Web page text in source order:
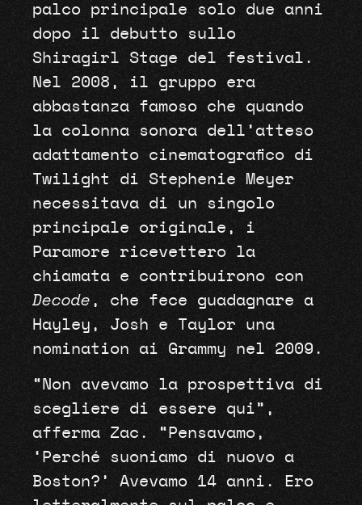
palco principale solo due anni
dopo il debutto sullo
Shiragirl Stage del festival.
Nel 2008, il gruppo era
abbastanza famoso che quando
la colonna sonora dell’atteso
adattamento cinematografico di
Twilight di Stephenie Meyer
necessitava di un singolo
principale originale, i
Paramore ricevettero la
chiamata e contribuirono con
Decode , che fece guadagnare a
Hayley, Josh e Taylor una
nomination ai Grammy nel 2009.
“Non avevamo la prospettiva di
scegliere di essere qui”,
afferma Zac. “Pensavamo,
‘Perché suoniamo di nuovo a
Boston?’ Avevamo 14 anni. Ero